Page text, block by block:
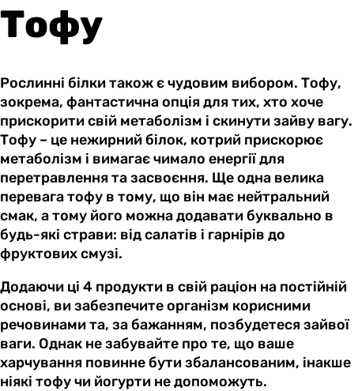
Тофу
Рослинні білки також є чудовим вибором. Тофу,
зокрема, фантастична опція для тих, хто хоче
прискорити свій метаболізм і скинути зайву вагу.
Тофу – це нежирний білок, котрий прискорює
метаболізм і вимагає чимало енергії для
перетравлення та засвоєння. Ще одна велика
перевага тофу в тому, що він має нейтральний
смак, а тому його можна додавати буквально в
будь-які страви: від салатів і гарнірів до
фруктових смузі.
Додаючи ці 4 продукти в свій раціон на постійній
основі, ви забезпечите організм корисними
речовинами та, за бажанням, позбудетеся зайвої
ваги. Однак не забувайте про те, що ваше
харчування повинне бути збалансованим, інакше
ніякі тофу чи йогурти не допоможуть.